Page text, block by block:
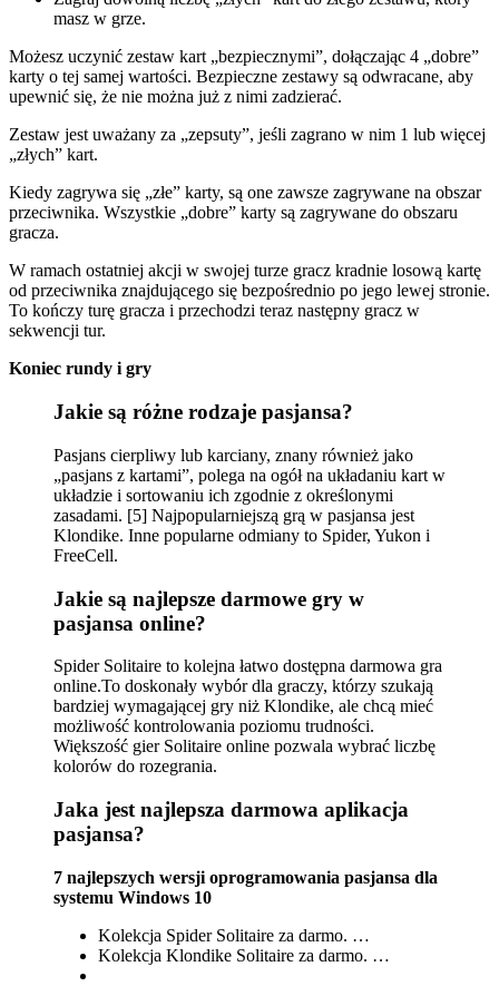
masz w grze.
Możesz uczynić zestaw kart „bezpiecznymi”, dołączając 4 „dobre”
karty o tej samej wartości. Bezpieczne zestawy są odwracane, aby
upewnić się, że nie można już z nimi zadzierać.
Zestaw jest uważany za „zepsuty”, jeśli zagrano w nim 1 lub więcej
„złych” kart.
Kiedy zagrywa się „złe” karty, są one zawsze zagrywane na obszar
przeciwnika. Wszystkie „dobre” karty są zagrywane do obszaru
gracza.
W ramach ostatniej akcji w swojej turze gracz kradnie losową kartę
od przeciwnika znajdującego się bezpośrednio po jego lewej stronie.
To kończy turę gracza i przechodzi teraz następny gracz w
sekwencji tur.
Koniec rundy i gry
Jakie są różne rodzaje pasjansa?
Pasjans cierpliwy lub karciany, znany również jako
„pasjans z kartami”, polega na ogół na układaniu kart w
układzie i sortowaniu ich zgodnie z określonymi
zasadami. [5] Najpopularniejszą grą w pasjansa jest
Klondike. Inne popularne odmiany to Spider, Yukon i
FreeCell.
Jakie są najlepsze darmowe gry w
pasjansa online?
Spider Solitaire to kolejna łatwo dostępna darmowa gra
online.To doskonały wybór dla graczy, którzy szukają
bardziej wymagającej gry niż Klondike, ale chcą mieć
możliwość kontrolowania poziomu trudności.
Większość gier Solitaire online pozwala wybrać liczbę
kolorów do rozegrania.
Jaka jest najlepsza darmowa aplikacja
pasjansa?
7 najlepszych wersji oprogramowania pasjansa dla
systemu Windows 10
Kolekcja Spider Solitaire za darmo. …
Kolekcja Klondike Solitaire za darmo. …